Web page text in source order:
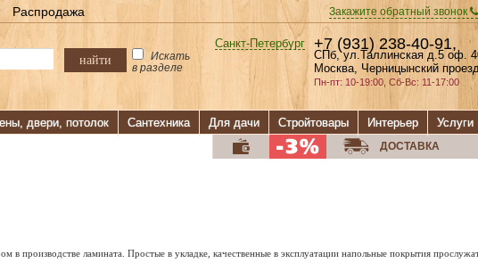
Закажите обратный звонок
Распродажа
Санкт-Петербург +7 (931) 238-40-91,
СПб, ул.Таллинская д.5 оф.
Москва, Черницынский
Пн-пт: 10-19:00, Сб-Вс: 11-17:00
найти
Искать
в разделе
двери, потолок Сантехника Для дачи Стройтовары Интерьер Услуги
ДОСТАВКА
в производстве ламината. Простые в укладке, качественные в эксплуатации напольные покрытия